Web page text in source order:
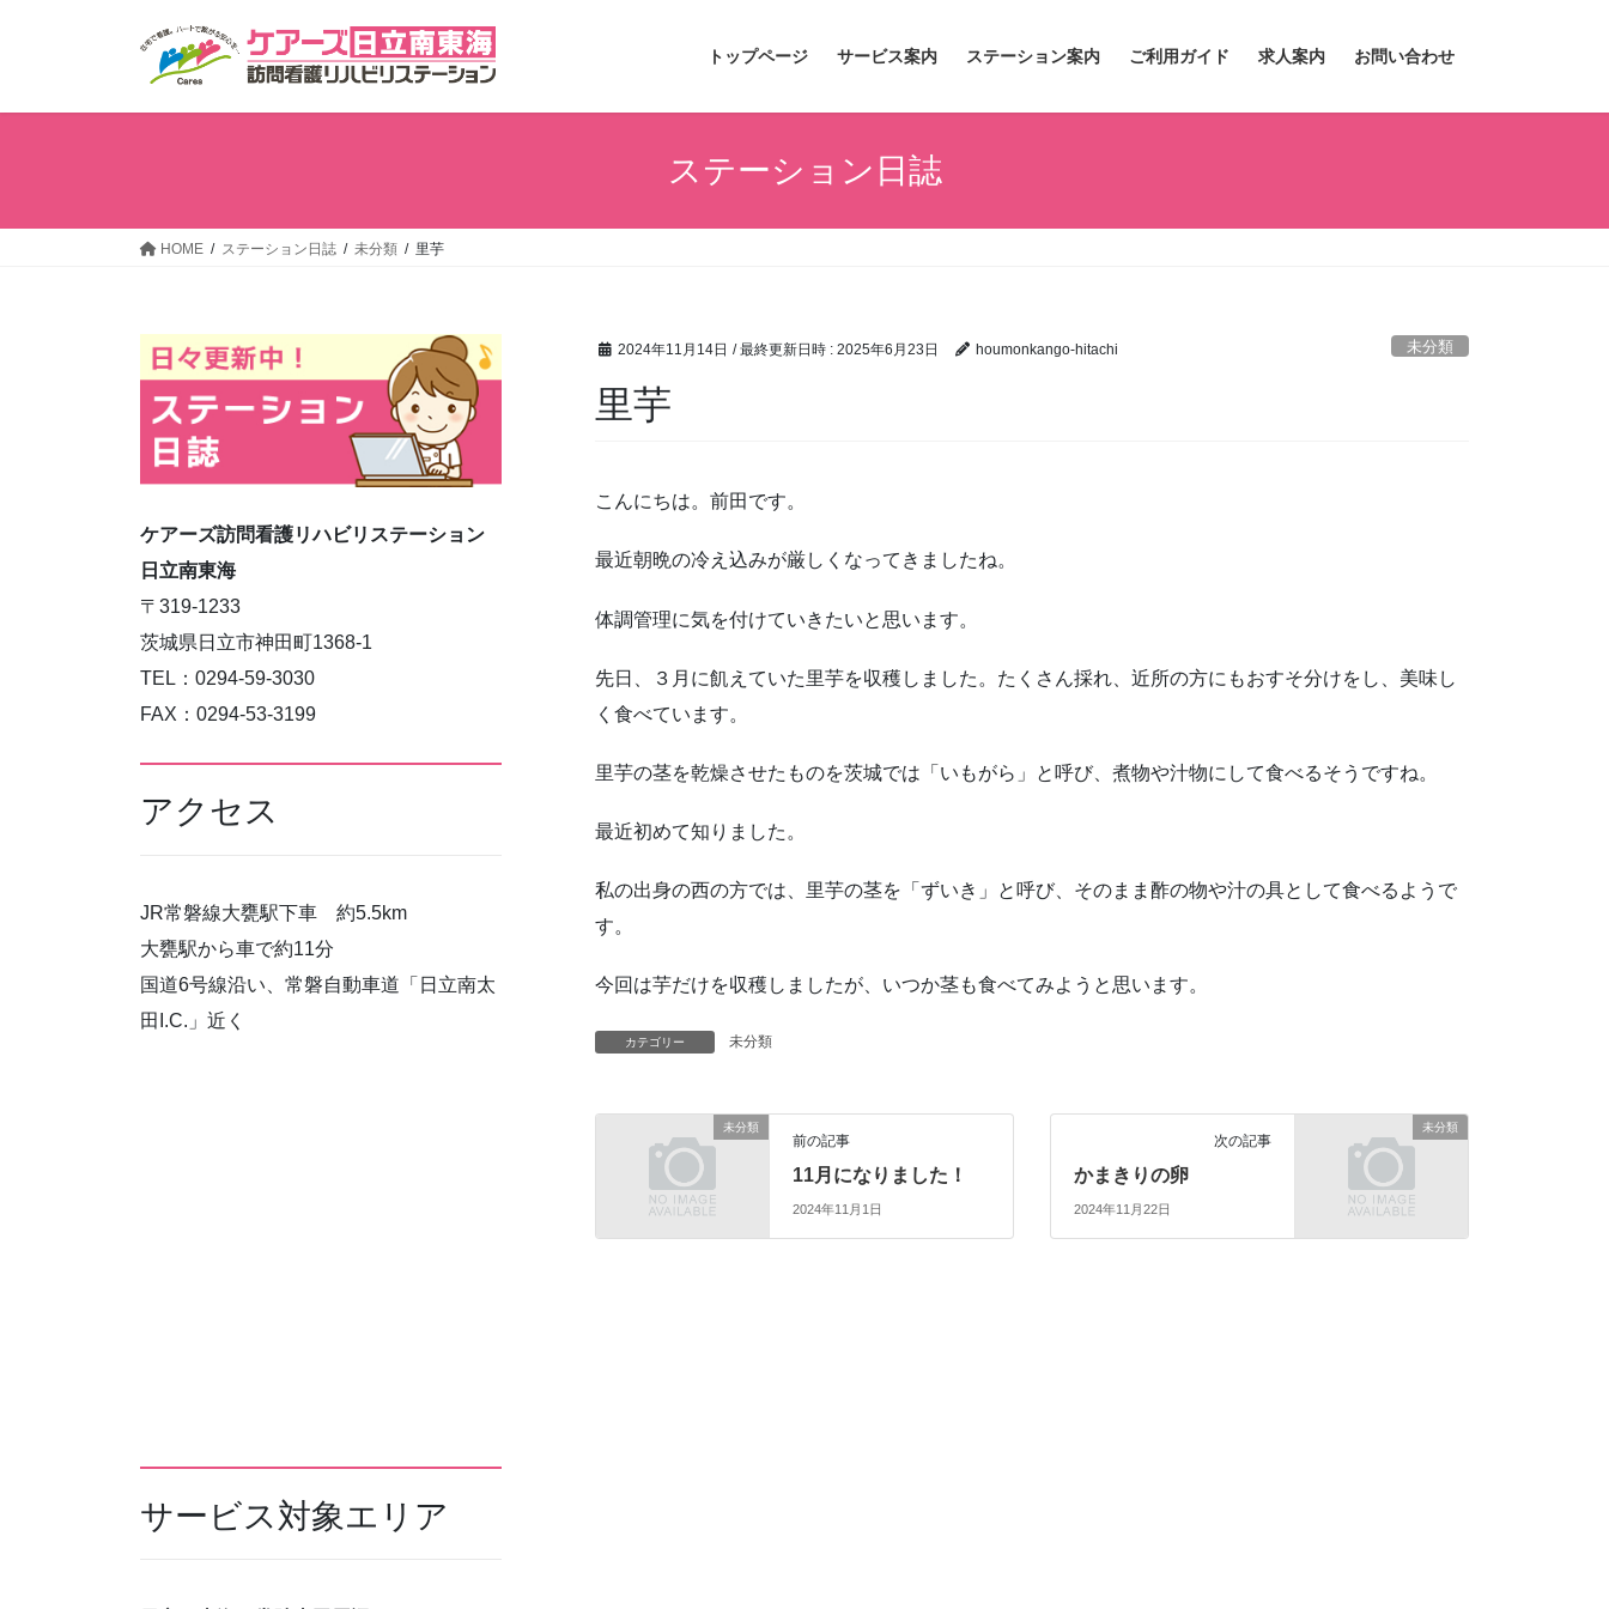
トップページ サービス案内 ステーション案内 ご利用ガイド 求人案内 お問い合わせ
ステーション日誌
HOME ステーション日誌 未分類 里芋
2024年11月14日 / 最終更新日時 : 2025年6月23日 houmonkango-hitachi 未分類
里芋
こんにちは。前田です。
最近朝晩の冷え込みが厳しくなってきましたね。
体調管理に気を付けていきたいと思います。
先日、３月に飢えていた里芋を収穫しました。たくさん採れ、近所の方にもおすそ分けをし、美味し
く食べています。
里芋の茎を乾燥させたものを茨城では「いもがら」と呼び、煮物や汁物にして食べるそうですね。
最近初めて知りました。
私の出身の西の方では、里芋の茎を「ずいき」と呼び、そのまま酢の物や汁の具として食べるようで
す。
今回は芋だけを収穫しましたが、いつか茎も食べてみようと思います。
カテゴリー 未分類
未分類
前の記事
11月になりました！
2024年11月1日
未分類
次の記事
かまきりの卵
2024年11月22日
ケアーズ訪問看護リハビリステーション
日立南東海
〒319-1233
茨城県日立市神田町1368-1
TEL：0294-59-3030
FAX：0294-53-3199
アクセス
JR常磐線大甕駅下車 約5.5km
大甕駅から車で約11分
国道6号線沿い、常磐自動車道「日立南太
田I.C.」近く
サービス対象エリア